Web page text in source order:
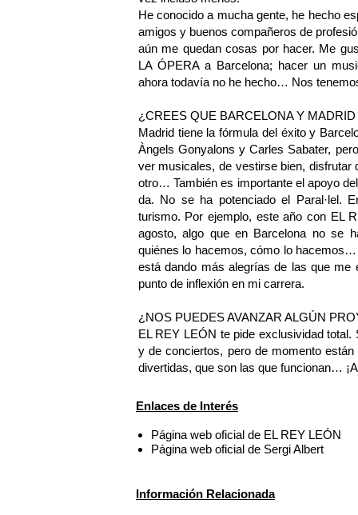
He conocido a mucha gente, he hecho
amigos y buenos compañeros de
aún me quedan cosas por hacer. Me
LA ÓPERA a Barcelona; hacer un
ahora todavía no he hecho… Nos
¿CREES QUE BARCELONA Y
Madrid tiene la fórmula del éxito y
Àngels Gonyalons y Carles Sabater,
ver musicales, de vestirse bien, disfrutar
otro… También es importante el apoyo
da. No se ha potenciado el Paral·lel.
turismo. Por ejemplo, este año con EL
agosto, algo que en Barcelona no se
quiénes lo hacemos, cómo lo
está dando más alegrías de las que me
punto de inflexión en mi carrera.
¿NOS PUEDES AVANZAR ALGÚN
EL REY LEÓN te pide exclusividad
y de conciertos, pero de momento
divertidas, que son las que funcionan…
Enlaces de Interés
Página web oficial de EL REY LEÓN
Página web oficial de Sergi Albert
Información Relacionada